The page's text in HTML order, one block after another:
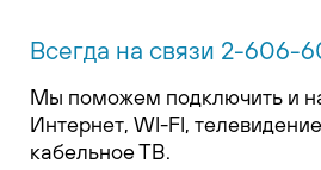
Всегда на связи 2-606-
Мы поможем подключить и
Интернет, WI-FI,
кабельное ТВ.